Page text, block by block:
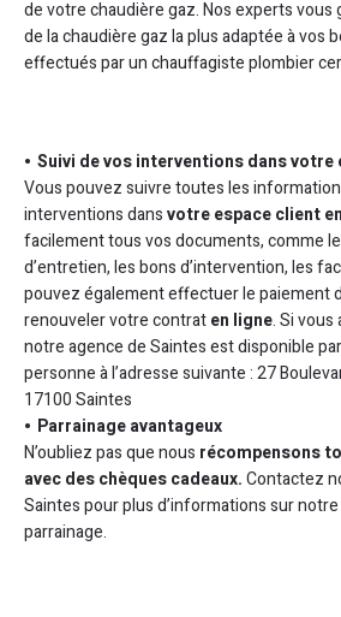
de votre chaudière gaz. Nos experts vous
de la chaudière gaz la plus adaptée à vos
effectués par un chauffagiste plombier
Suivi de vos interventions dans votre
Vous pouvez suivre toutes les
interventions dansvotre espace client
facilement tous vos documents, comme
d’entretien, les bons d’intervention, les
pouvez également effectuer le paiement
renouveler votre contraten ligne. Si vous
notre agence de Saintes est disponible
personne à l’adresse suivante : 27
17100 Saintes
Parrainage avantageux
N’oubliez pas que nous récompensons
avec des chèques cadeaux.Contactez
Saintes pour plus d’informations sur
parrainage.